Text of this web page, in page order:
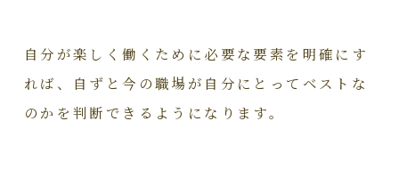
自分が楽しく働くために必要な要素を明確にす
れば、自ずと今の職場が自分にとってベストな
のかを判断できるようになります。